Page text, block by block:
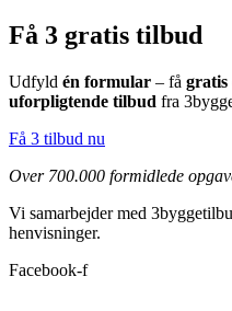
Få 3 gratis tilbud
Udfyld én formular – få gratis
uforpligtende tilbud fra
Få 3 tilbud nu
Over 700.000 formidlede
Vi samarbejder med
henvisninger.
Facebook-f